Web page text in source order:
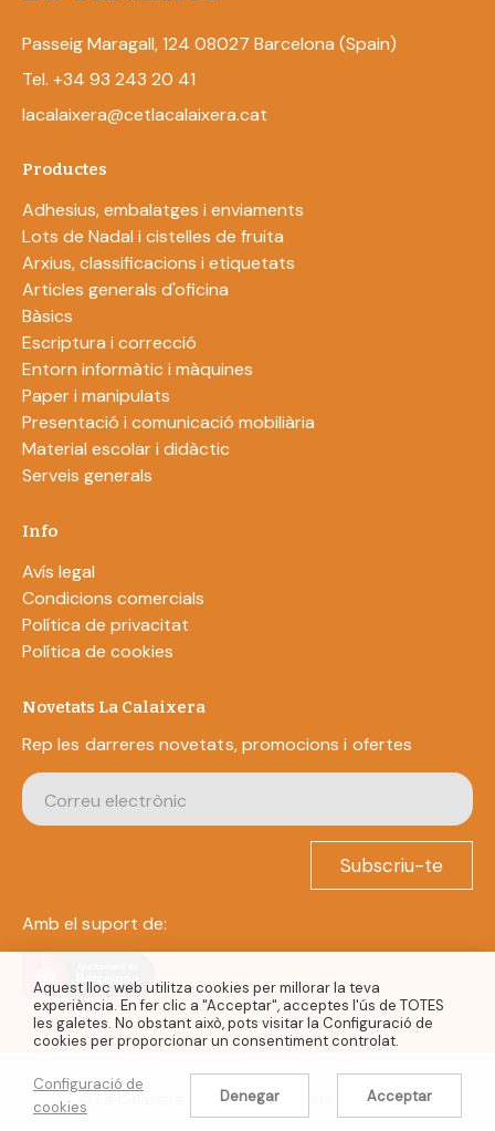
Passeig Maragall, 124 08027 Barcelona (Spain)
Tel. +34 93 243 20 41
lacalaixera@cetlacalaixera.cat
Productes
Adhesius, embalatges i enviaments
Lots de Nadal i cistelles de fruita
Arxius, classificacions i etiquetats
Articles generals d'oficina
Bàsics
Escriptura i correcció
Entorn informàtic i màquines
Paper i manipulats
Presentació i comunicació mobiliària
Material escolar i didàctic
Serveis generals
Info
Avís legal
Condicions comercials
Política de privacitat
Política de cookies
Novetats La Calaixera
Rep les darreres novetats, promocions i ofertes
Subscriu-te
Amb el suport de:
© La Calaixera 2022. Tots els drets reservats.
Aquest lloc web utilitza cookies per millorar la teva
experiència. En fer clic a "Acceptar", acceptes l'ús de TOTES
les galetes. No obstant això, pots visitar la Configuració de
cookies per proporcionar un consentiment controlat.
Configuració de
cookies
Denegar Acceptar